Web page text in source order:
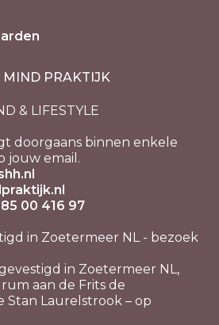
MIND PRAKTIJK
& LIFESTYLE
doorgaans binnen enkele
jouw email.
00 416 97
in Zoetermeer NL - bezoek
in Zoetermeer NL,
aan de Frits de
Stan Laurelstrook – op